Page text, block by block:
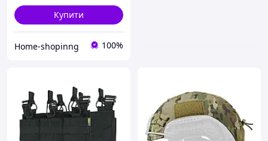
Купити
Home-shopinng 100%